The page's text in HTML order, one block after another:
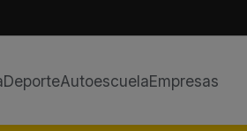
DeporteAutoescuelaEmpresas